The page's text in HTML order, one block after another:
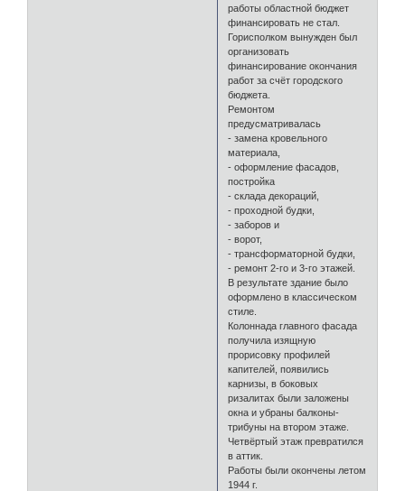
работы областной бюджет
финансировать не стал.
Горисполком вынужден был
организовать
финансирование окончания
работ за счёт городского
бюджета.
Ремонтом
предусматривалась
- замена кровельного
материала,
- оформление фасадов,
постройка
- склада декораций,
- проходной будки,
- заборов и
- ворот,
- трансформаторной будки,
- ремонт 2-го и 3-го этажей.
В результате здание было
оформлено в классическом
стиле.
Колоннада главного фасада
получила изящную
прорисовку профилей
капителей, появились
карнизы, в боковых
ризалитах были заложены
окна и убраны балконы-
трибуны на втором этаже.
Четвёртый этаж превратился
в аттик.
Работы были окончены летом
1944 г.